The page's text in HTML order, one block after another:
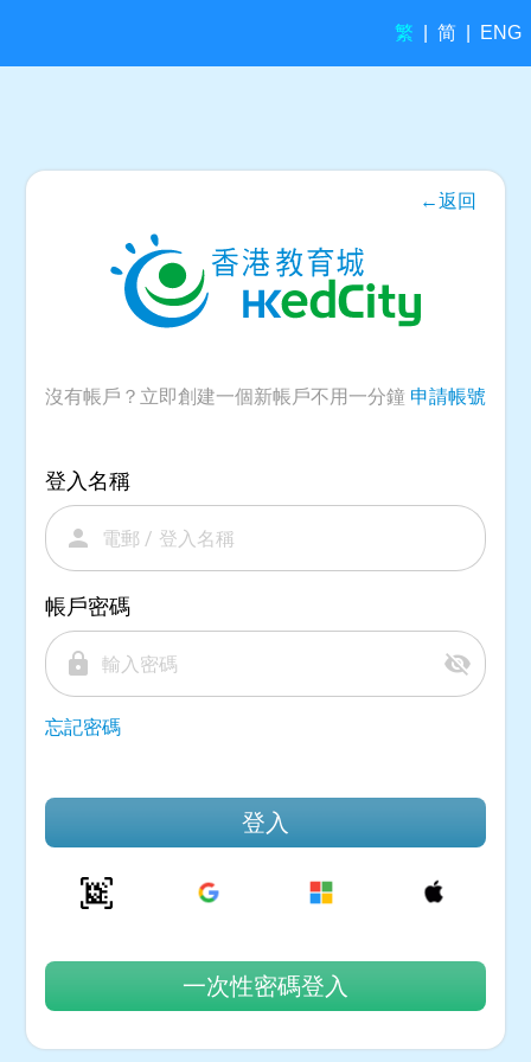
繁 简 ENG
←返回
沒有帳戶？立即創建一個新帳戶不用一分鐘 申請帳號
登入名稱
person
帳戶密碼
lock visibility_off
忘記密碼